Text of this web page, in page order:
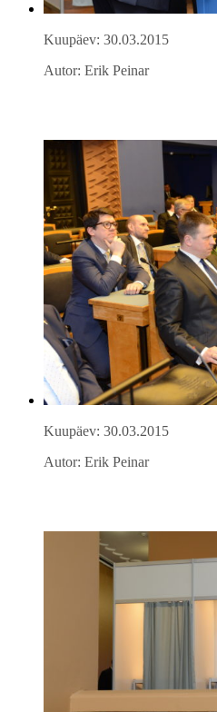
Kuupäev: 30.03.2015
Autor: Erik Peinar
Kuupäev: 30.03.2015
Autor: Erik Peinar